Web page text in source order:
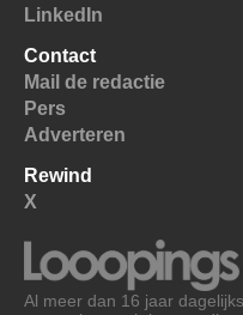
LinkedIn
Contact
Mail de redactie
Pers
Adverteren
Rewind
X
Al meer dan 16 jaar